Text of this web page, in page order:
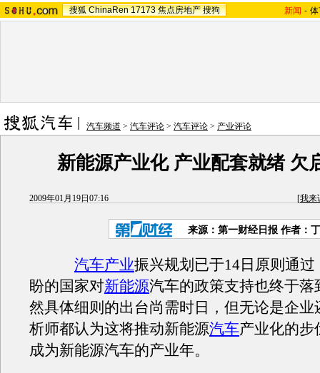
搜狐 ChinaRen 17173 焦点房地产 搜狗 新闻 -
汽车频道 > 汽车评论 > 汽车评论 > 产业评论
新能源产业化 产业配套就绪 欠
2009年01月19日07:16 [我来
来源：第一财经日报 作者：
汽车产业振兴规划已于14日原则通
盼的国家对新能源汽车的政策支持也终于落
然具体细则的出台尚需时日，但无论是企业
析师都认为这将推动新能源汽车产业化的步
成为新能源汽车的产业年。